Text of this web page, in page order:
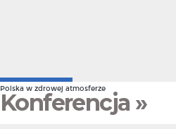
Polska w zdrowej atmosferze
Konferencja »